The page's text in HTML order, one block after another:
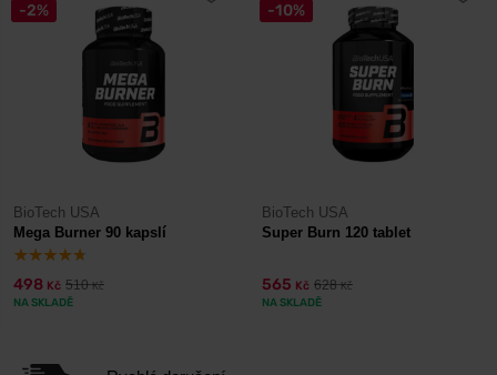
-2%
BioTech USA
Mega Burner 90 kapslí
498 Kč 510Kč
NA SKLADĚ
-10%
BioTech USA
Super Burn 120 tablet
565 Kč 628Kč
NA SKLADĚ